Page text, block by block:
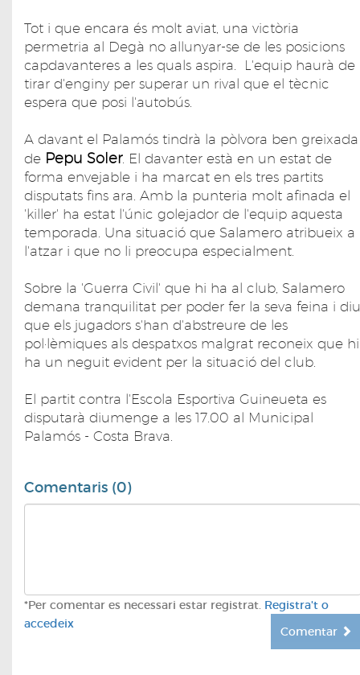
Tot i que encara és molt aviat, una victòria
permetria al Degà no allunyar-se de les posicions
capdavanteres a les quals aspira. L'equip haurà de
tirar d'enginy per superar un rival que el tècnic
espera que posi l'autobús.
A davant el Palamós tindrà la pòlvora ben greixada
de Pepu Soler. El davanter està en un estat de
forma envejable i ha marcat en els tres partits
disputats fins ara. Amb la punteria molt afinada el
'killer' ha estat l'únic golejador de l'equip aquesta
temporada. Una situació que Salamero atribueix a
l'atzar i que no li preocupa especialment.
Sobre la 'Guerra Civil' que hi ha al club, Salamero
demana tranquilitat per poder fer la seva feina i diu
que els jugadors s'han d'abstreure de les
pol·lèmiques als despatxos malgrat reconeix que hi
ha un neguit evident per la situació del club.
El partit contra l'Escola Esportiva Guineueta es
disputarà diumenge a les 17.00 al Municipal
Palamós - Costa Brava.
Comentaris (0)
*Per comentar es necessari estar registrat. Registra't o
accedeix
Comentar